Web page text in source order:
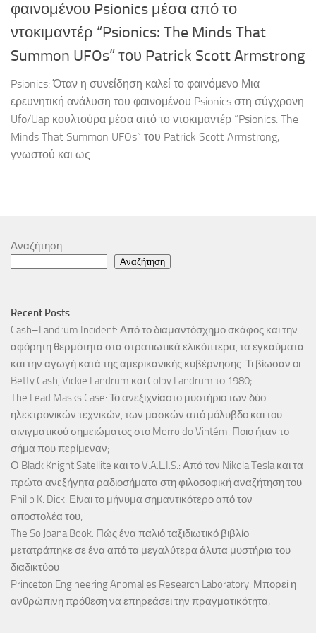
φαινομένου Psionics μέσα από το
ντοκιμαντέρ “Psionics: The Minds That
Summon UFOs” του Patrick Scott Armstrong
Psionics: Όταν η συνείδηση καλεί το φαινόμενο Μια
ερευνητική ανάλυση του φαινομένου Psionics στη σύγχρονη
Ufo/Uap κουλτούρα μέσα από το ντοκιμαντέρ “Psionics: The
Minds That Summon UFOs” του Patrick Scott Armstrong,
γνωστού και ως...
Αναζήτηση
Αναζήτηση
Recent Posts
Cash–Landrum Incident: Από το διαμαντόσχημο σκάφος και την
αφόρητη θερμότητα στα στρατιωτικά ελικόπτερα, τα εγκαύματα
και την αγωγή κατά της αμερικανικής κυβέρνησης. Τι βίωσαν οι
Betty Cash, Vickie Landrum και Colby Landrum το 1980;
The Lead Masks Case: Το ανεξιχνίαστο μυστήριο των δύο
ηλεκτρονικών τεχνικών, των μασκών από μόλυβδο και του
αινιγματικού σημειώματος στο Morro do Vintém. Ποιο ήταν το
σήμα που περίμεναν;
Ο Black Knight Satellite και το V.A.L.I.S.: Από τον Nikola Tesla και τα
πρώτα ανεξήγητα ραδιοσήματα στη φιλοσοφική αναζήτηση του
Philip K. Dick. Είναι το μήνυμα σημαντικότερο από τον
αποστολέα του;
The So Joana Book: Πώς ένα παλιό ταξιδιωτικό βιβλίο
μετατράπηκε σε ένα από τα μεγαλύτερα άλυτα μυστήρια του
διαδικτύου
Princeton Engineering Anomalies Research Laboratory: Μπορεί η
ανθρώπινη πρόθεση να επηρεάσει την πραγματικότητα;